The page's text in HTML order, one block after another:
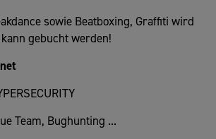
sowie Beatboxing, Graffiti wird
gebucht werden!
Team, Bughunting ...